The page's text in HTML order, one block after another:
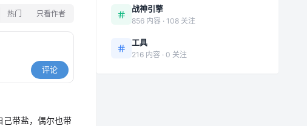
热门 只看作者
评论
己带盐，偶尔也带
战神引擎
856 内容 · 108 关注
工具
216 内容 · 0 关注